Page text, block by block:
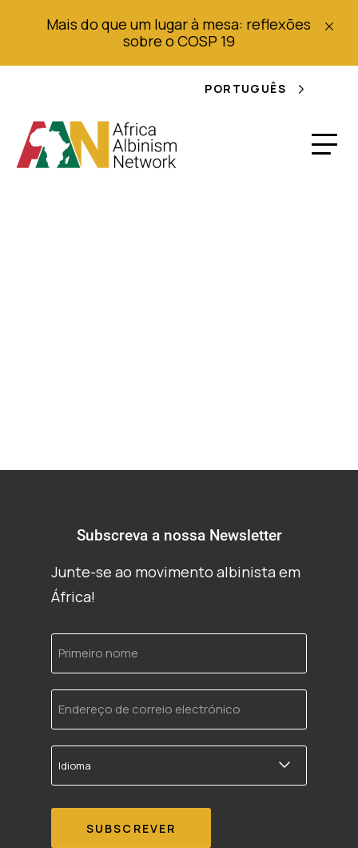
Mais do que um lugar à mesa: reflexões
sobre o COSP 19
PORTUGUÊS
Subscreva a nossa Newsletter
Junte-se ao movimento albinista em
África!
Primeiro
nome
Endereço
de
correio
electrónico
Idioma